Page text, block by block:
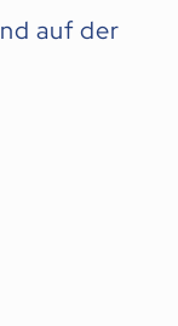
auf der